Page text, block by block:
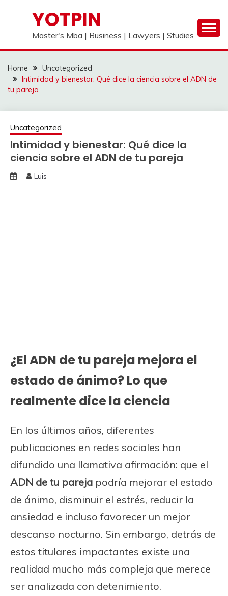
YOTPIN
Master's Mba | Business | Lawyers | Studies
Home
Uncategorized
Intimidad y bienestar: Qué dice la ciencia sobre el ADN de
tu pareja
Uncategorized
Intimidad y bienestar: Qué dice la
ciencia sobre el ADN de tu pareja
Luis
¿El ADN de tu pareja mejora el
estado de ánimo? Lo que
realmente dice la ciencia
En los últimos años, diferentes
publicaciones en redes sociales han
difundido una llamativa afirmación: que el
ADN de tu pareja podría mejorar el estado
de ánimo, disminuir el estrés, reducir la
ansiedad e incluso favorecer un mejor
descanso nocturno. Sin embargo, detrás de
estos titulares impactantes existe una
realidad mucho más compleja que merece
ser analizada con detenimiento.